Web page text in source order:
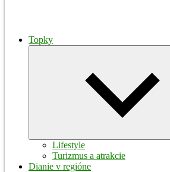
Topky
Lifestyle
Turizmus a atrakcie
Dianie v regióne